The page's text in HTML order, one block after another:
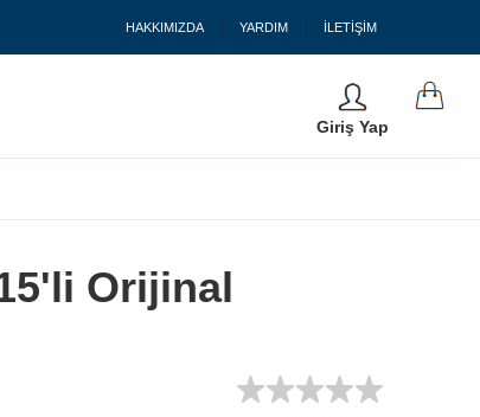
HAKKIMIZDA YARDIM İLETİŞİM
Giriş Yap
Orijinal